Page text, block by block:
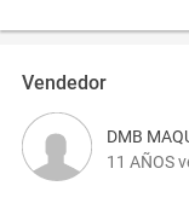
Vendedor
DMB
11 AÑOS